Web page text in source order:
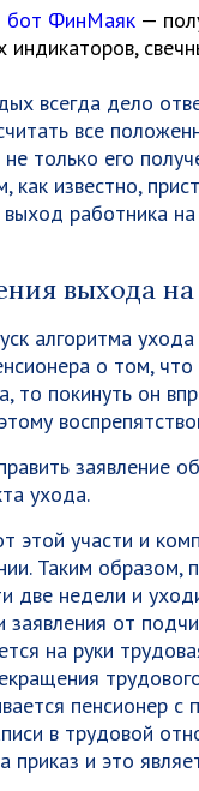
бот ФинМаяк —
всегда дело
все
только его
как известно,
работника
выхода
алгоритма
о том, что
то покинуть он
заявление
ухода.
участи и
Таким
две недели и
от
на руки
пенсионер с
в трудовой
и это